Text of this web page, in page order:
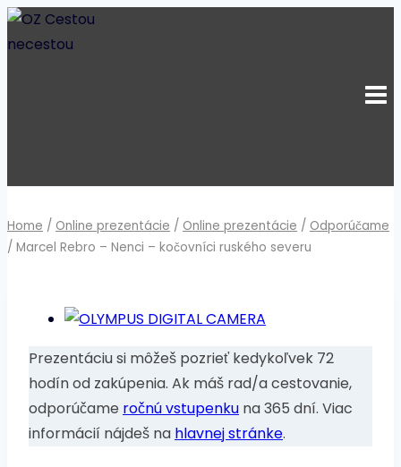
Skip
to
Home / Online prezentácie / Online prezentácie / Odporúčame
/ Marcel Rebro – Nenci – kočovníci ruského severu
Prezentáciu si môžeš pozrieť kedykoľvek 72
hodín od zakúpenia. Ak máš rad/a cestovanie,
odporúčame ročnú vstupenku na 365 dní. Viac
informácií nájdeš na hlavnej stránke.